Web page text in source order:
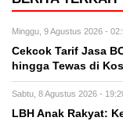
Minggu, 9 Agustus 2026 -
Cekcok Tarif Jasa
hingga Tewas di Kos
Sabtu, 8 Agustus 2026 -
LBH Anak Rakyat: